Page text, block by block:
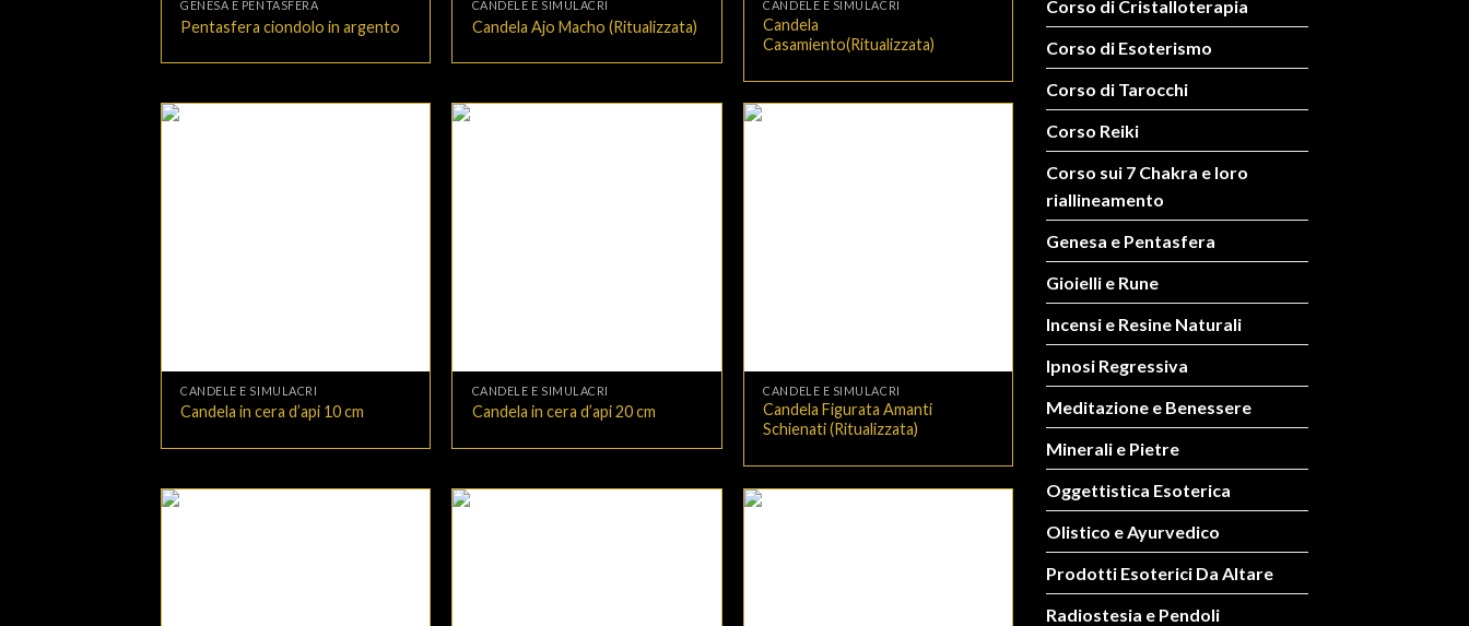
GENESA E PENTASFERA
Pentasfera ciondolo in argento
CANDELE E SIMULACRI
Candela Ajo Macho (Ritualizzata)
CANDELE E SIMULACRI
Candela
Casamiento(Ritualizzata)
CANDELE E SIMULACRI
Candela in cera d’api 10 cm
CANDELE E SIMULACRI
Candela in cera d’api 20 cm
CANDELE E SIMULACRI
Candela Figurata Amanti
Schienati (Ritualizzata)
Corso di Cristalloterapia
Corso di Esoterismo
Corso di Tarocchi
Corso Reiki
Corso sui 7 Chakra e loro
riallineamento
Genesa e Pentasfera
Gioielli e Rune
Incensi e Resine Naturali
Ipnosi Regressiva
Meditazione e Benessere
Minerali e Pietre
Oggettistica Esoterica
Olistico e Ayurvedico
Prodotti Esoterici Da Altare
Radiostesia e Pendoli